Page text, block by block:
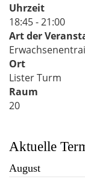
Uhrzeit
18:45 - 21:00
Art der
Ort
Lister Turm
Raum
20
Aktuelle
August